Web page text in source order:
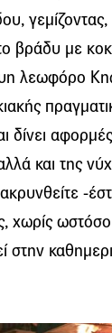
βράδυ με
λεωφόρο
δίνει
και της
-
χωρίς
στην